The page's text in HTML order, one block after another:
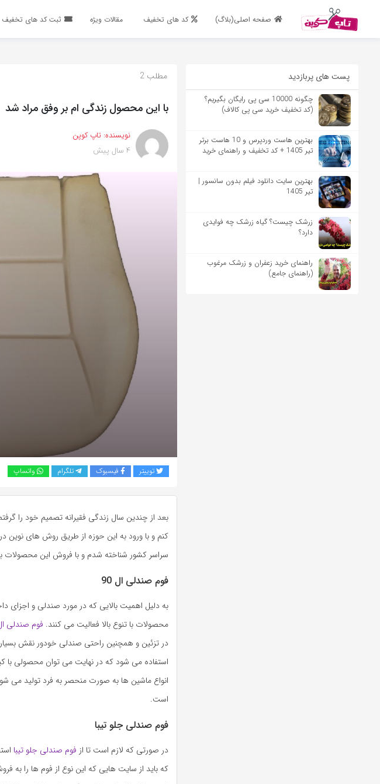
صفحه اصلی(بلاگ) کد های تخفیف مقالات ویژه ثبت کد های تخفیف اشتراک گذاری
کپی لینک
پست های پربازدید
چگونه 10000 سی پی رایگان بگیریم؟
(کد تخفیف خرید سی پی کالاف)
بهترین هاست وردپرس و 10 هاست برتر
تیر 1405 + کد تخفیف و راهنمای خرید
بهترین سایت دانلود فیلم بدون سانسور |
تیر 1405
زرشک چیست؟ گیاه زرشک چه فوایدی
دارد؟
راهنمای خرید زعفران و زرشک مرغوب
(راهنمای جامع)
مطلب 2
با این محصول زندگی ام بر وفق مراد شد
نویسنده: تاپ کوپن
4 سال پیش
توییتر فیسبوک تلگرام واتساپ
بعد از چندین سال زندگی فقیرانه تصمیم خود را
کنم و با ورود به این حوزه از طریق روش های نوین
سراسر کشور شناخته شدم و با فروش این محصولات
فوم صندلی ال 90
به دلیل اهمیت بالایی که در مورد صندلی و اجزای
محصولات با تنوع بالا فعالیت می کنند. فوم صندلی ال
در تزئین و همچنین راحتی صندلی خودور نقش بسیار
استفاده می شود که در نهایت می توان محصولی با
است.
فوم صندلی جلو تیبا
در صورتی که لازم است تا از فوم صندلی جلو تیبا
که باید از سایت هایی که این نوع از فوم ها را به